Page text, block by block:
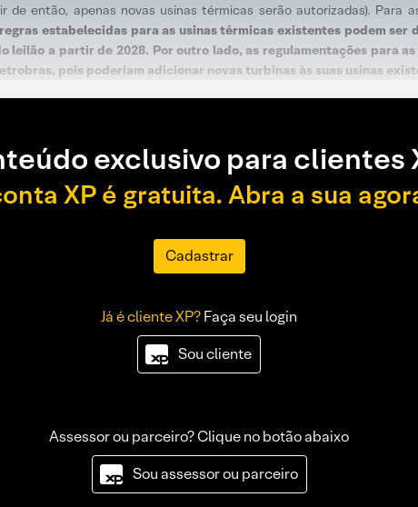
então, apenas novas usinas térmicas serão autorizadas). Para
estabelecidas para as usinas térmicas existentes podem ser
a partir de 2028. Por outro lado, as regulamentações para
pois poderiam adicionar novas turbinas às suas usinas
exclusivo para clientes
XP é gratuita. Abra a sua
Cadastrar
Já é cliente XP?Faça seu login
Sou cliente
Assessor ou parceiro? Clique no botão abaixo
Sou assessor ou parceiro